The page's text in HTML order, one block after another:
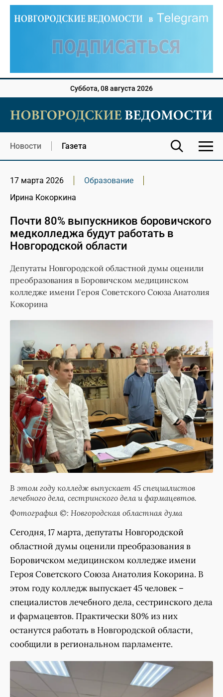
Суббота, 08 августа 2026
Новости Газета
17 марта 2026
Образование
Ирина Кокоркина
Почти 80% выпускников боровичского
медколледжа будут работать в
Новгородской области
Депутаты Новгородской областной думы оценили
преобразования в Боровичском медицинском
колледже имени Героя Советского Союза Анатолия
Кокорина
В этом году колледж выпускает 45 специалистов
лечебного дела, сестринского дела и фармацевтов.
Фотография ©: Новгородская областная дума
Сегодня, 17 марта, депутаты Новгородской
областной думы оценили преобразования в
Боровичском медицинском колледже имени
Героя Советского Союза Анатолия Кокорина. В
этом году колледж выпускает 45 человек –
специалистов лечебного дела, сестринского дела
и фармацевтов. Практически 80% из них
останутся работать в Новгородской области,
сообщили в региональном парламенте.